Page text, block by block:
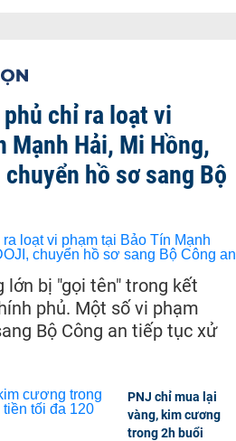
chỉ ra loạt vi
Mạnh Hải, Mi Hồng,
hồ sơ sang Bộ
lớn bị "gọi tên" trong kết
phủ. Một số vi phạm
Bộ Công an tiếp tục xử
PNJ chỉ mua lại
vàng, kim cương
trong 2h buổi